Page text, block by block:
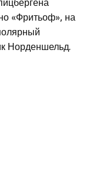
«Фритьоф», на
Норденшельд.